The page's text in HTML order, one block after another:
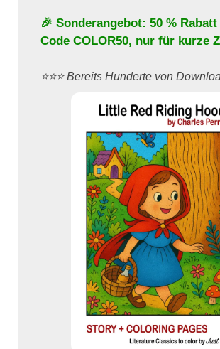
🎉 Sonderangebot: 50 %
Code COLOR50, nur für kurze
⭐️⭐️⭐️ Bereits Hunderte von